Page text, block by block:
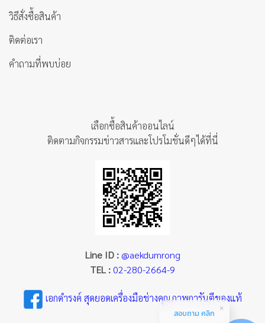
วิธีสั่งซื้อสินค้า
ติดต่อเรา
คำถามที่พบบ่อย
เลือกซื้อสินค้าออนไลน์
ติดตามกิจกรรมข่าวสารและโปรโมชั่นดีๆได้ที่นี่
Line ID : @aekdumrong
TEL : 02-280-2664-9
เอกดำรงค์ สุดยอดเครื่องมือช่างคุณภาพการันตีของแท้
สอบถาม คลิก